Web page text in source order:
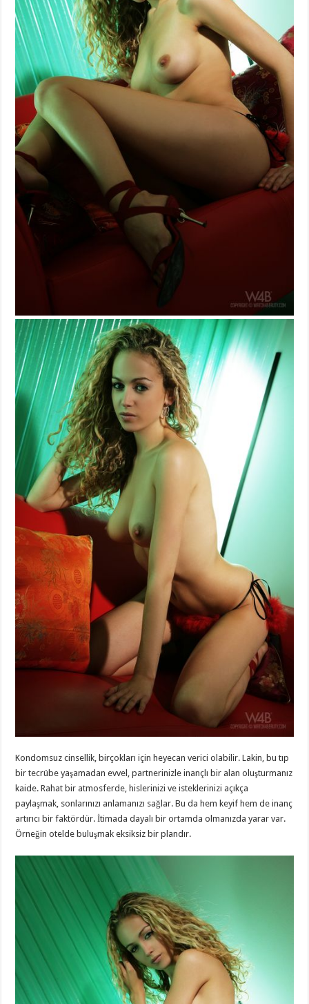
Kondomsuz cinsellik, birçokları için heyecan verici olabilir. Lakin, bu tıp
bir tecrübe yaşamadan evvel, partnerinizle inançlı bir alan oluşturmanız
kaide. Rahat bir atmosferde, hislerinizi ve isteklerinizi açıkça
paylaşmak, sonlarınızı anlamanızı sağlar. Bu da hem keyif hem de inanç
artırıcı bir faktördür. İtimada dayalı bir ortamda olmanızda yarar var.
Örneğin otelde buluşmak eksiksiz bir plandır.